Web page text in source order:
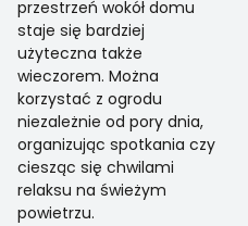
przestrzeń wokół domu
staje się bardziej
użyteczna także
wieczorem. Można
korzystać z ogrodu
niezależnie od pory dnia,
organizując spotkania czy
ciesząc się chwilami
relaksu na świeżym
powietrzu.